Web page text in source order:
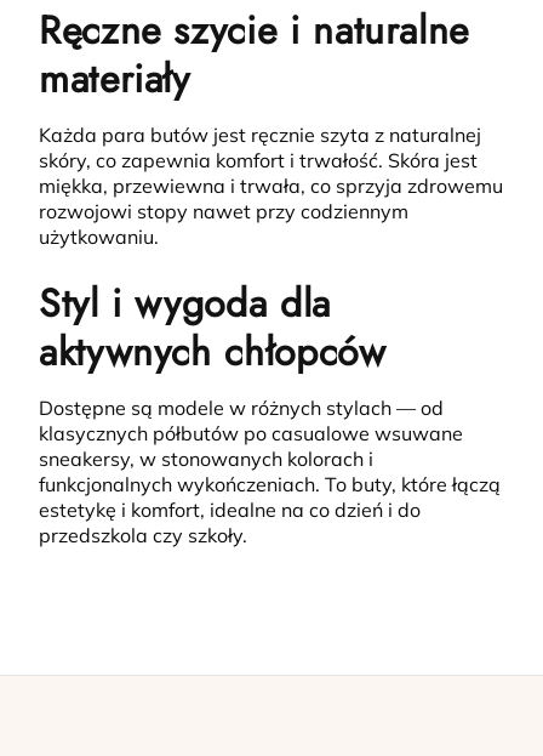
Ręczne szycie i naturalne
materiały
Każda para butów jest ręcznie szyta z naturalnej
skóry, co zapewnia komfort i trwałość. Skóra jest
miękka, przewiewna i trwała, co sprzyja zdrowemu
rozwojowi stopy nawet przy codziennym
użytkowaniu.
Styl i wygoda dla
aktywnych chłopców
Dostępne są modele w różnych stylach — od
klasycznych półbutów po casualowe wsuwane
sneakersy, w stonowanych kolorach i
funkcjonalnych wykończeniach. To buty, które łączą
estetykę i komfort, idealne na co dzień i do
przedszkola czy szkoły.